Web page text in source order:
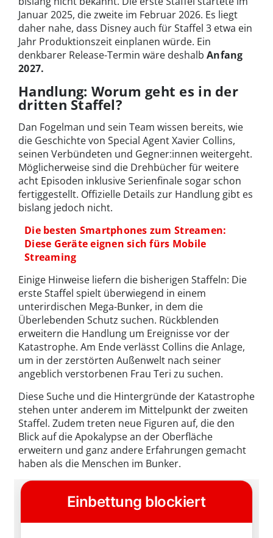
Januar 2025, die zweite im Februar 2026. Es liegt
daher nahe, dass Disney auch für Staffel 3 etwa ein
Jahr Produktionszeit einplanen würde. Ein
denkbarer Release-Termin wäre deshalb Anfang
2027.
Handlung: Worum geht es in der
dritten Staffel?
Dan Fogelman und sein Team wissen bereits, wie
die Geschichte von Special Agent Xavier Collins,
seinen Verbündeten und Gegner:innen weitergeht.
Möglicherweise sind die Drehbücher für weitere
acht Episoden inklusive Serienfinale sogar schon
fertiggestellt. Offizielle Details zur Handlung gibt es
bislang jedoch nicht.
Die besten Smartphones zum Streamen:
Diese Geräte eignen sich fürs Mobile
Streaming
Einige Hinweise liefern die bisherigen Staffeln: Die
erste Staffel spielt überwiegend in einem
unterirdischen Mega-Bunker, in dem die
Überlebenden Schutz suchen. Rückblenden
erweitern die Handlung um Ereignisse vor der
Katastrophe. Am Ende verlässt Collins die Anlage,
um in der zerstörten Außenwelt nach seiner
angeblich verstorbenen Frau Teri zu suchen.
Diese Suche und die Hintergründe der Katastrophe
stehen unter anderem im Mittelpunkt der zweiten
Staffel. Zudem treten neue Figuren auf, die den
Blick auf die Apokalypse an der Oberfläche
erweitern und ganz andere Erfahrungen gemacht
haben als die Menschen im Bunker.